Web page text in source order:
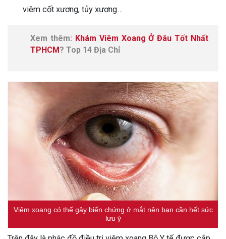
viêm cốt xương, tủy xương…
Xem thêm: Khám Viêm Xoang Ở Đâu Tốt Nhất
TPHCM? Top 14 Địa Chỉ
Viêm xoang có thể gây biến chứng ở mắt nên bạn cần hết sức
lưu ý